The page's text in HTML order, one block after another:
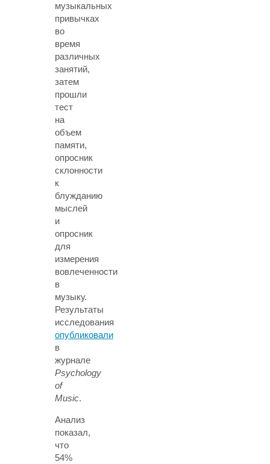
музыкальных
привычках
во
время
различных
занятий,
затем
прошли
тест
на
объем
памяти,
опросник
склонности
к
блужданию
мыслей
и
опросник
для
измерения
вовлеченности
в
музыку.
Результаты
исследования
опубликовали
в
журнале
Psychology
of
Music.
Анализ
показал,
что
54%